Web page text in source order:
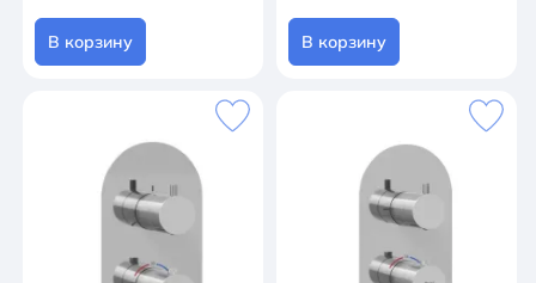
В корзину В корзину